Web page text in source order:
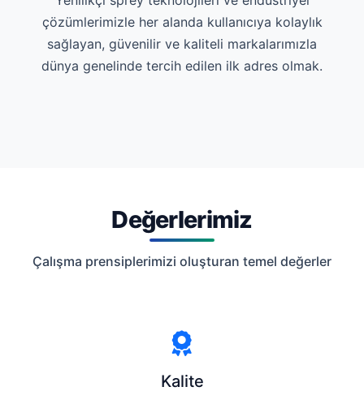
çözümlerimizle her alanda kullanıcıya kolaylık
sağlayan, güvenilir ve kaliteli markalarımızla
dünya genelinde tercih edilen ilk adres olmak.
Değerlerimiz
Çalışma prensiplerimizi oluşturan temel değerler
Kalite